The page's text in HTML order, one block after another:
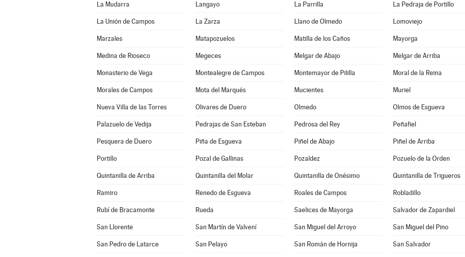
La Mudarra Langayo La Parrilla La Pedraja de Portillo
La Unión de Campos La Zarza Llano de Olmedo Lomoviejo
Marzales Matapozuelos Matilla de los Caños Mayorga
Medina de Rioseco Megeces Melgar de Abajo Melgar de Arriba
Monasterio de Vega Montealegre de Campos Montemayor de Pililla Moral de la Reina
Morales de Campos Mota del Marqués Mucientes Muriel
Nueva Villa de las Torres Olivares de Duero Olmedo Olmos de Esgueva
Palazuelo de Vedija Pedrajas de San Esteban Pedrosa del Rey Peñafiel
Pesquera de Duero Piña de Esgueva Piñel de Abajo Piñel de Arriba
Portillo Pozal de Gallinas Pozaldez Pozuelo de la Orden
Quintanilla de Arriba Quintanilla del Molar Quintanilla de Onésimo Quintanilla de Trigueros
Ramiro Renedo de Esgueva Roales de Campos Robladillo
Rubí de Bracamonte Rueda Saelices de Mayorga Salvador de Zapardiel
San Llorente San Martín de Valvení San Miguel del Arroyo San Miguel del Pino
San Pedro de Latarce San Pelayo San Román de Hornija San Salvador